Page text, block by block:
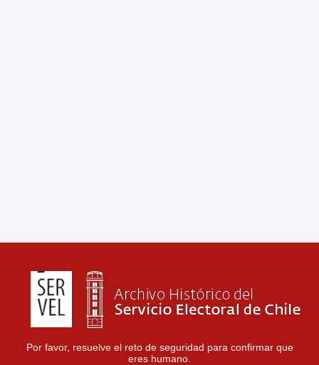
Por favor, resuelve el reto de seguridad para confirmar que
eres humano.